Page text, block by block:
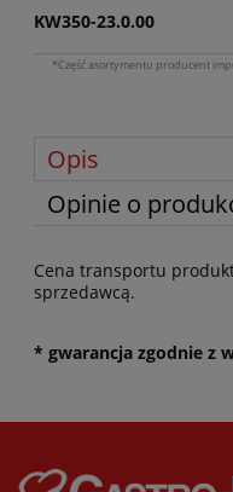
KW350-23.0.00
*Część asortymentu producent
Opis
Opinie o
Cena transportu
sprzedawcą.
* gwarancja zgodnie z